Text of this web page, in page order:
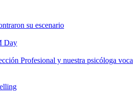
su escenario
Day
Profesional y nuestra psicóloga